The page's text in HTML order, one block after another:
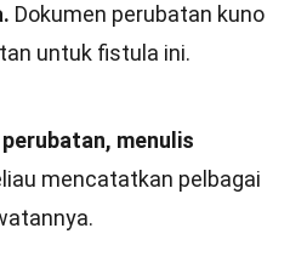
Dokumen perubatan kuno
untuk fistula ini.
menulis
mencatatkan pelbagai